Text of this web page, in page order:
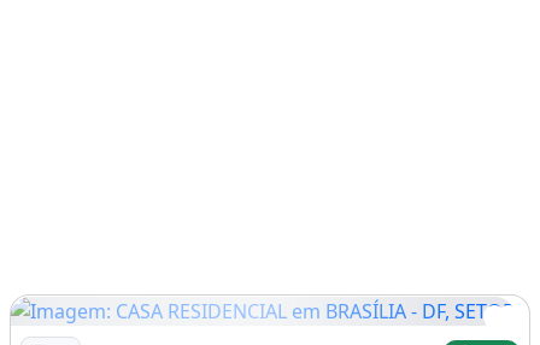
Imagem: CASA RESIDENCIAL em BRASÍLIA - DF, SETOR